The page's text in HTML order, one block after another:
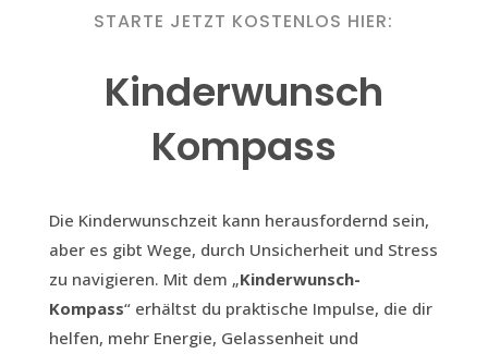
STARTE JETZT KOSTENLOS HIER:
Kinderwunsch
Kompass
Die Kinderwunschzeit kann herausfordernd sein,
aber es gibt Wege, durch Unsicherheit und Stress
zu navigieren. Mit dem „Kinderwunsch-
Kompass“ erhältst du praktische Impulse, die dir
helfen, mehr Energie, Gelassenheit und